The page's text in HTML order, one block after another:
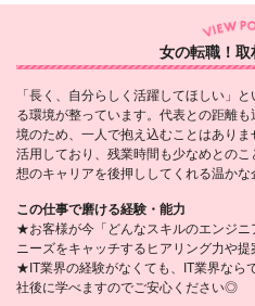
女の転職！取
「長く、自分らしく活躍してほしい」
る環境が整っています。代表との距離
境のため、一人で抱え込むことはあり
活用しており、残業時間も少なめとの
想のキャリアを後押ししてくれる温かな
この仕事で磨ける経験・能力
★お客様が今「どんなスキルのエンジ
ニーズをキャッチするヒアリング力や提
★IT業界の経験がなくても、IT業界なら
社後に学べますのでご安心ください◎